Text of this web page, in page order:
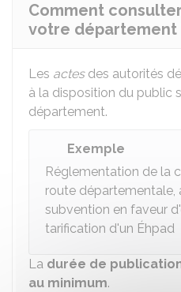
Comment
votre département
Les actesdes autorités
à la disposition du public
département.
Exemple
Réglementation de la
route départementale,
subvention en faveur
tarification d'un Éhpad
La durée de
au minimum.